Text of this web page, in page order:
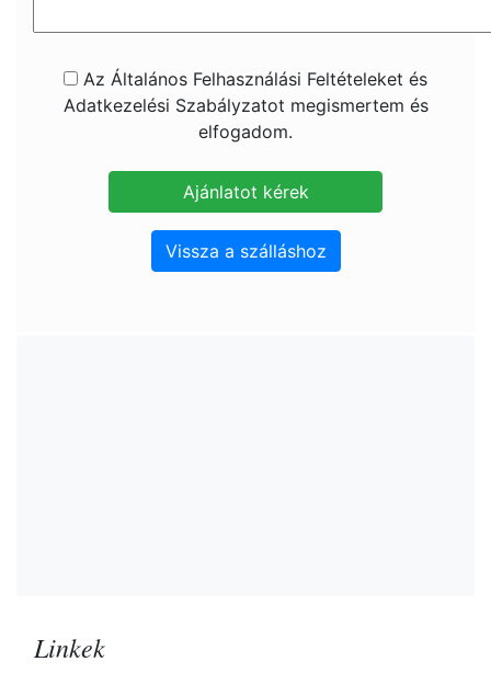
Az Általános Felhasználási Feltételeket és
Adatkezelési Szabályzatot megismertem és
elfogadom.
Vissza a szálláshoz
Linkek